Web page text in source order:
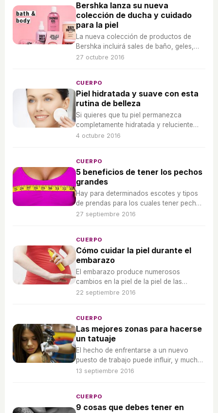
Bershka lanza su nueva
colección de ducha y cuidado
para la piel
La nueva colección de productos de
Bershka incluirá sales de baño, geles,
exfoliantes y cremas.
27 octubre 2016
CUERPO
Piel hidratada y suave con esta
rutina de belleza
Si quieres que tu piel permanezca
completamente hidratada y reluciente
hay que cumplir cierta rutina de belleza.
4 octubre 2016
CUERPO
5 beneficios de tener los pechos
grandes
Hay para determinados escotes y tipos
de prendas para los cuales tener pechos
grandes es una auténtica ventaja.
27 septiembre 2016
CUERPO
Cómo cuidar la piel durante el
embarazo
El embarazo produce numerosos
cambios en la piel de la piel de las
mujeres, por lo que conviene seguir
22 septiembre 2016
CUERPO
Las mejores zonas para hacerse
un tatuaje
El hecho de enfrentarse a un nuevo
puesto de trabajo puede influir, y mucho,
a la hora de escoger una zona concreta
13 septiembre 2016
CUERPO
9 cosas que debes tener en